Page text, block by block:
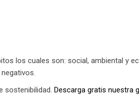
los cuales son: social, ambiental y
sostenibilidad. Descarga gratis nuestra